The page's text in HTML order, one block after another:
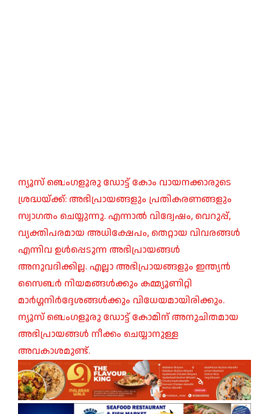
ന്യൂസ് ബെംഗളൂരു ഡോട്ട് കോം വായനക്കാരുടെ
ശ്രദ്ധയ്ക്ക്: അഭിപ്രായങ്ങളും പ്രതികരണങ്ങളും
സ്വാഗതം ചെയ്യുന്നു. എന്നാൽ വിദ്വേഷം, വെറുപ്പ്,
വ്യക്തിപരമായ അധിക്ഷേപം, തെറ്റായ വിവരങ്ങൾ
എന്നിവ ഉൾപ്പെടുന്ന അഭിപ്രായങ്ങൾ
അനുവദിക്കില്ല. എല്ലാ അഭിപ്രായങ്ങളും ഇന്ത്യൻ
സൈബർ നിയമങ്ങൾക്കും കമ്മ്യൂണിറ്റി
മാർഗ്ഗനിർദ്ദേശങ്ങൾക്കും വിധേയമായിരിക്കും.
ന്യൂസ് ബെംഗളൂരു ഡോട്ട് കോമിന് അനുചിതമായ
അഭിപ്രായങ്ങൾ നീക്കം ചെയ്യാനുള്ള
അവകാശമുണ്ട്.